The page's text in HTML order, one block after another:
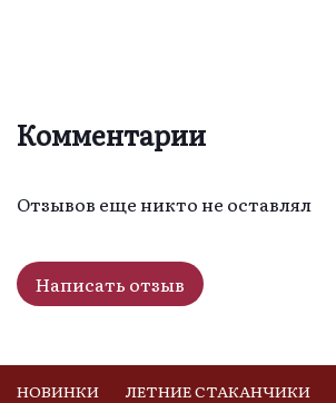
Комментарии
Отзывов еще никто не оставлял
Написать отзыв
НОВИНКИ ЛЕТНИЕ СТАКАНЧИКИ